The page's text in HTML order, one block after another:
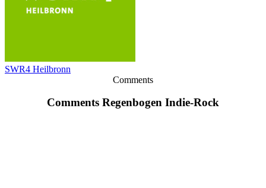
SWR4 Heilbronn
Comments
Comments Regenbogen Indie-Rock